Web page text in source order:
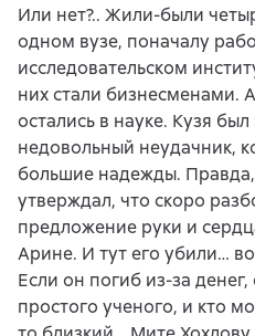
Или нет?.. Жили-были
одном вузе, поначалу
исследовательском
них стали бизнесменами.
остались в науке. Кузя
недовольный неудачник,
большие надежды.
утверждал, что скоро
предложение руки и
Арине. И тут его убили…
Если он погиб из-за
простого ученого, и кто